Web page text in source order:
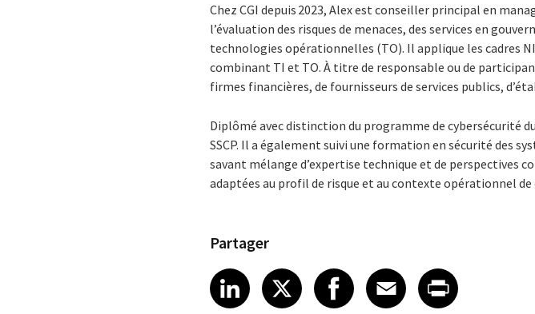
Chez CGI depuis 2023, Alex est conseiller principal en
l’évaluation des risques de menaces, des services en
technologies opérationnelles (TO). Il applique les cadres
combinant TI et TO. À titre de responsable ou de
firmes financières, de fournisseurs de services publics,
Diplômé avec distinction du programme de cybersécurité
SSCP. Il a également suivi une formation en sécurité des
savant mélange d’expertise technique et de perspectives
adaptées au profil de risque et au contexte opérationnel de
Partager
Share article on LinkedIn
LinkedIn
Share article on X
XShare article on
Facebook
Share article on
Email
Share